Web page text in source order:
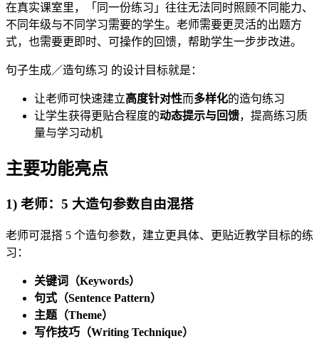
在真实课室里，「同一份练习」往往无法同时照顾不同能力、
不同年级与不同学习需要的学生。老师需要更灵活的出题方
式，也需要更即时、可操作的回馈，帮助学生一步步改进。
句子生成／造句练习 的设计目标就是：
让老师可快速建立高度针对性而多样化的造句练习
让学生获得更贴合程度的动态提示与回馈，提高练习质
量与学习动机
主要功能亮点
1) 老师：5 大造句参数自由混搭
老师可混搭 5 个造句参数，建立更具体、更贴近教学目标的练
习：
关键词（Keywords）
句式（Sentence Pattern）
主题（Theme）
写作技巧（Writing Technique）